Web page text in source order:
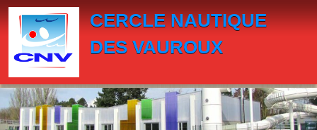
CERCLE NAUTIQUE
DES VAUROUX
Panneau de gestion des cookies